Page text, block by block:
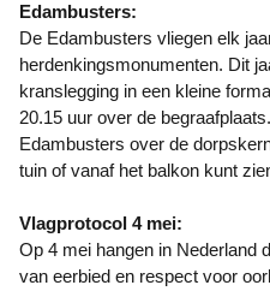
Edambusters:
De Edambusters vliegen elk
herdenkingsmonumenten. Dit
kranslegging in een kleine
20.15 uur over de
Edambusters over de
tuin of vanaf het balkon kunt
Vlagprotocol 4 mei:
Op 4 mei hangen in Nederland
van eerbied en respect voor